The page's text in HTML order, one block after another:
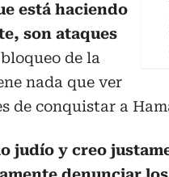
está haciendo
son ataques
de la
nada que ver
de conquistar a
judío y creo